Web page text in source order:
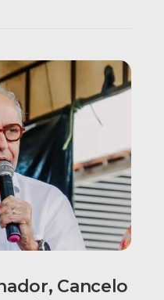
Cancelo